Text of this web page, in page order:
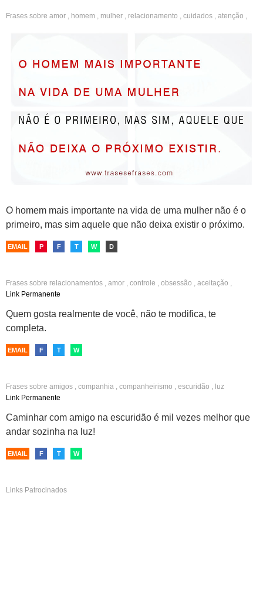
Frases sobre amor , homem , mulher , relacionamento , cuidados , atenção ,
O homem mais importante na vida de uma mulher não é o
primeiro, mas sim aquele que não deixa existir o próximo.
EMAIL P F T W D
Frases sobre relacionamentos , amor , controle , obsessão , aceitação ,
companheirismo,
Link Permanente
Quem gosta realmente de você, não te modifica, te
completa.
EMAIL F T W
Frases sobre amigos , companhia , companheirismo , escuridão , luz
Link Permanente
Caminhar com amigo na escuridão é mil vezes melhor que
andar sozinha na luz!
EMAIL F T W
Links Patrocinados